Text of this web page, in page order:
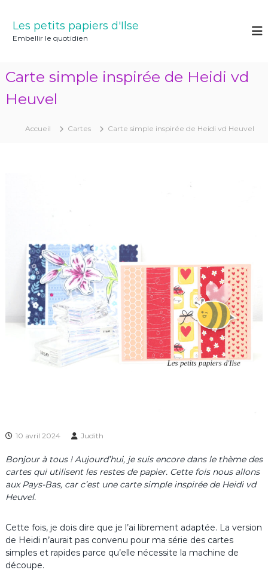
Les petits papiers d'Ilse
Embellir le quotidien
Carte simple inspirée de Heidi vd
Heuvel
Accueil Cartes Carte simple inspirée de Heidi vd Heuvel
10 avril 2024 Judith
Bonjour à tous ! Aujourd’hui, je suis encore dans le thème des
cartes qui utilisent les restes de papier. Cette fois nous allons
aux Pays-Bas, car c’est une carte simple inspirée de Heidi vd
Heuvel.
Cette fois, je dois dire que je l’ai librement adaptée. La version
de Heidi n’aurait pas convenu pour ma série des cartes
simples et rapides parce qu’elle nécessite la machine de
découpe.